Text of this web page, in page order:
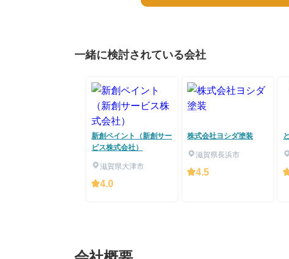
一緒に検討されている会社
新創ペイント（新創サー
ビス株式会社）
滋賀県大津市
4.0
株式会社ヨシダ塗装
滋賀県長浜市
4.5